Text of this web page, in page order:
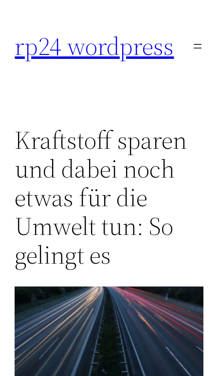
rp24 wordpress
Kraftstoff sparen
und dabei noch
etwas für die
Umwelt tun: So
gelingt es